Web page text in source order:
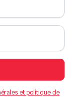
et politique de